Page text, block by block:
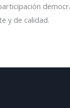
y de calidad.